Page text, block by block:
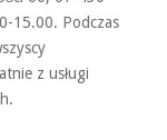
15.00. Podczas
z usługi